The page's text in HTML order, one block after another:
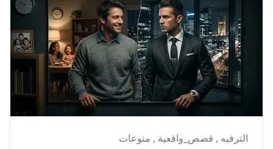
الترفيه , قصص_واقعية , منوعات